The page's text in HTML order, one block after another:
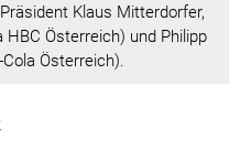
Klaus Mitterdorfer,
HBC Österreich) und Philipp
Österreich).